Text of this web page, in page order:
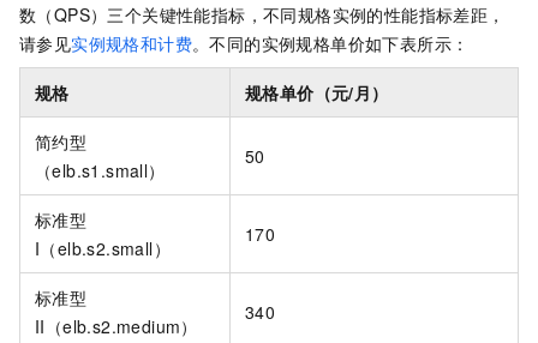
数（QPS）三个关键性能指标，不同规格实例的性能指标差距，
请参见实例规格和计费。不同的实例规格单价如下表所示：
规格 规格单价（元/月）
简约型
（elb.s1.small）
50
标准型
I（elb.s2.small）
170
标准型
II（elb.s2.medium）
340